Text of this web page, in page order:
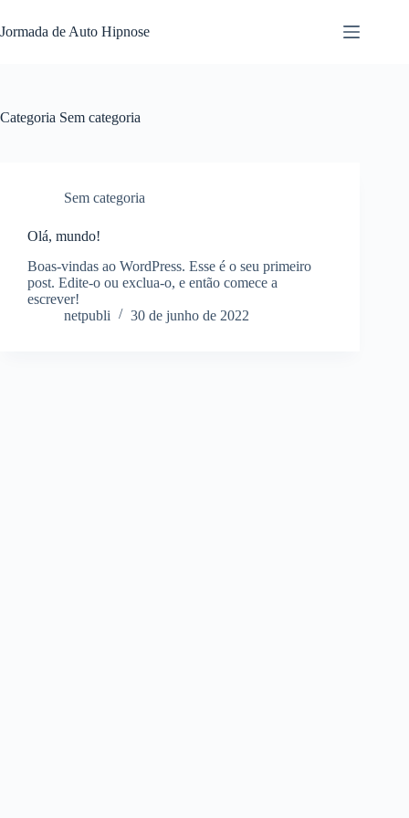
Jormada de Auto Hipnose
Categoria Sem categoria
Sem categoria
Olá, mundo!
Boas-vindas ao WordPress. Esse é o seu primeiro
post. Edite-o ou exclua-o, e então comece a
escrever!
netpubli
30 de junho de 2022